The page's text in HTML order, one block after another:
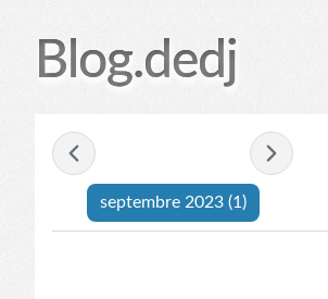
Blog.dedj
- septembre 2023 -
septembre 2023 (1)